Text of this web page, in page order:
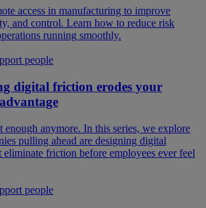
access in manufacturing to improve
and control. Learn how to reduce risk
running smoothly.
people
digital friction erodes your
enough anymore. In this series, we explore
pulling ahead are designing digital
eliminate friction before employees ever feel
people